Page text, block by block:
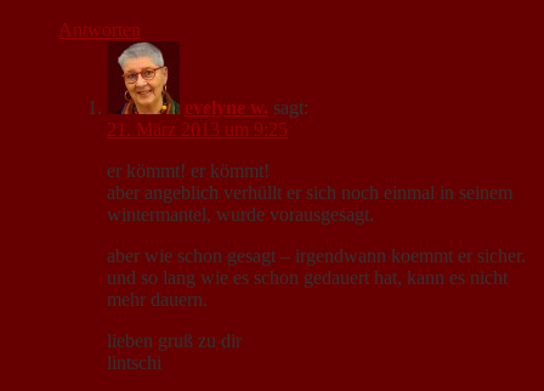
Antworten
evelyne w. sagt:
21. März 2013 um 9:25
er kömmt! er kömmt!
aber angeblich verhüllt er sich noch einmal in seinem
wintermantel, wurde vorausgesagt.
aber wie schon gesagt – irgendwann koemmt er sicher.
und so lang wie es schon gedauert hat, kann es nicht
mehr dauern.
lieben gruß zu dir
lintschi